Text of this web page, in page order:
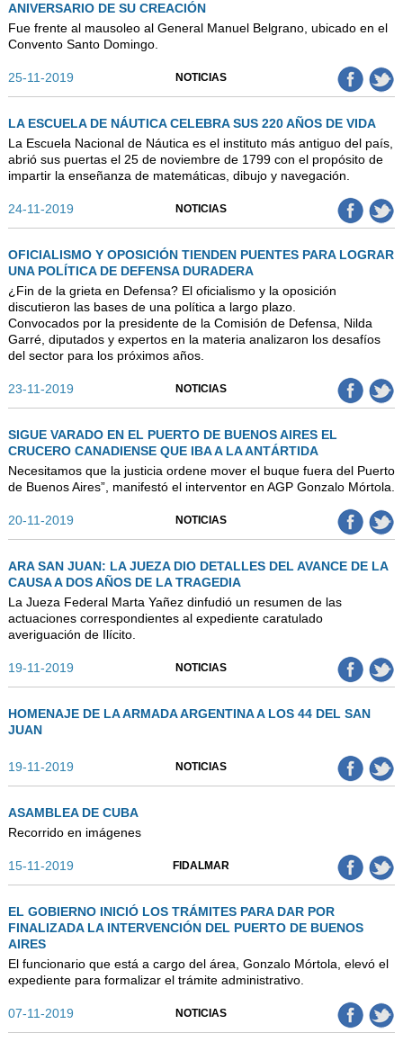
ANIVERSARIO DE SU CREACIÓN
Fue frente al mausoleo al General Manuel Belgrano, ubicado en el
Convento Santo Domingo.
25-11-2019 NOTICIAS
LA ESCUELA DE NÁUTICA CELEBRA SUS 220 AÑOS DE VIDA
La Escuela Nacional de Náutica es el instituto más antiguo del país,
abrió sus puertas el 25 de noviembre de 1799 con el propósito de
impartir la enseñanza de matemáticas, dibujo y navegación.
24-11-2019 NOTICIAS
OFICIALISMO Y OPOSICIÓN TIENDEN PUENTES PARA LOGRAR
UNA POLÍTICA DE DEFENSA DURADERA
¿Fin de la grieta en Defensa? El oficialismo y la oposición
discutieron las bases de una política a largo plazo.
Convocados por la presidente de la Comisión de Defensa, Nilda
Garré, diputados y expertos en la materia analizaron los desafíos
del sector para los próximos años.
23-11-2019 NOTICIAS
SIGUE VARADO EN EL PUERTO DE BUENOS AIRES EL
CRUCERO CANADIENSE QUE IBA A LA ANTÁRTIDA
Necesitamos que la justicia ordene mover el buque fuera del Puerto
de Buenos Aires”, manifestó el interventor en AGP Gonzalo Mórtola.
20-11-2019 NOTICIAS
ARA SAN JUAN: LA JUEZA DIO DETALLES DEL AVANCE DE LA
CAUSA A DOS AÑOS DE LA TRAGEDIA
La Jueza Federal Marta Yañez dinfudió un resumen de las
actuaciones correspondientes al expediente caratulado
averiguación de Ilícito.
19-11-2019 NOTICIAS
HOMENAJE DE LA ARMADA ARGENTINA A LOS 44 DEL SAN
JUAN
19-11-2019 NOTICIAS
ASAMBLEA DE CUBA
Recorrido en imágenes
15-11-2019 FIDALMAR
EL GOBIERNO INICIÓ LOS TRÁMITES PARA DAR POR
FINALIZADA LA INTERVENCIÓN DEL PUERTO DE BUENOS
AIRES
El funcionario que está a cargo del área, Gonzalo Mórtola, elevó el
expediente para formalizar el trámite administrativo.
07-11-2019 NOTICIAS